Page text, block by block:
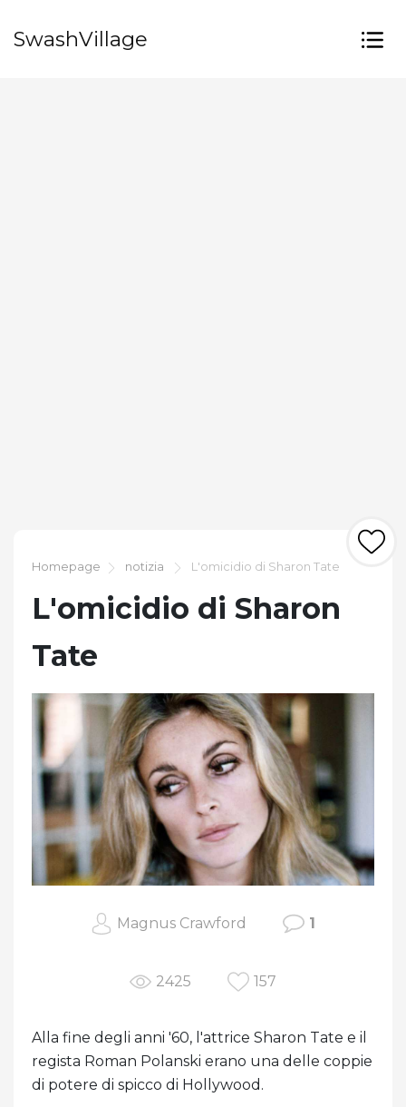
SwashVillage
Homepage notizia L'omicidio di Sharon Tate
L'omicidio di Sharon
Tate
Magnus Crawford 1
2425 157
Alla fine degli anni '60, l'attrice Sharon Tate e il
regista Roman Polanski erano una delle coppie
di potere di spicco di Hollywood.